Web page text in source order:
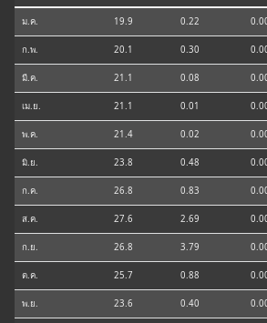
ม.ค. 19.9 0.22
ก.พ. 20.1 0.30
มี.ค. 21.1 0.08
เม.ย. 21.1 0.01
พ.ค. 21.4 0.02
มิ.ย. 23.8 0.48
ก.ค. 26.8 0.83
ส.ค. 27.6 2.69
ก.ย. 26.8 3.79
ต.ค. 25.7 0.88
พ.ย. 23.6 0.40